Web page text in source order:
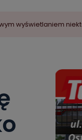
wyświetlaniem